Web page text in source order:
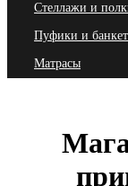
Стеллажи и
Пуфики и
Матрасы